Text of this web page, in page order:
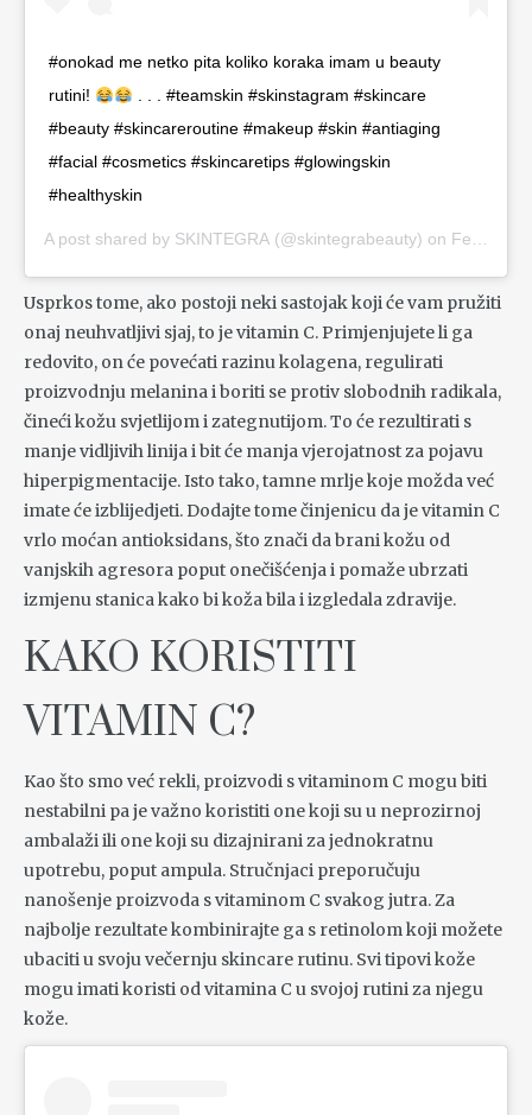
#onokad me netko pita koliko koraka imam u beauty
rutini!
. . . #teamskin #skinstagram #skincare
#beauty #skincareroutine #makeup #skin #antiaging
#facial #cosmetics #skincaretips #glowingskin
#healthyskin
A post shared by SKINTEGRA (@skintegrabeauty) on Feb 27, 2020 at 1:25am PST
Usprkos tome, ako postoji neki sastojak koji će vam pružiti
onaj neuhvatljivi sjaj, to je vitamin C. Primjenjujete li ga
redovito, on će povećati razinu kolagena, regulirati
proizvodnju melanina i boriti se protiv slobodnih radikala,
čineći kožu svjetlijom i zategnutijom. To će rezultirati s
manje vidljivih linija i bit će manja vjerojatnost za pojavu
hiperpigmentacije. Isto tako, tamne mrlje koje možda već
imate će izblijedjeti. Dodajte tome činjenicu da je vitamin C
vrlo moćan antioksidans, što znači da brani kožu od
vanjskih agresora poput onečišćenja i pomaže ubrzati
izmjenu stanica kako bi koža bila i izgledala zdravije.
KAKO KORISTITI
VITAMIN C?
Kao što smo već rekli, proizvodi s vitaminom C mogu biti
nestabilni pa je važno koristiti one koji su u neprozirnoj
ambalaži ili one koji su dizajnirani za jednokratnu
upotrebu, poput ampula. Stručnjaci preporučuju
nanošenje proizvoda s vitaminom C svakog jutra. Za
najbolje rezultate kombinirajte ga s retinolom koji možete
ubaciti u svoju večernju skincare rutinu. Svi tipovi kože
mogu imati koristi od vitamina C u svojoj rutini za njegu
kože.